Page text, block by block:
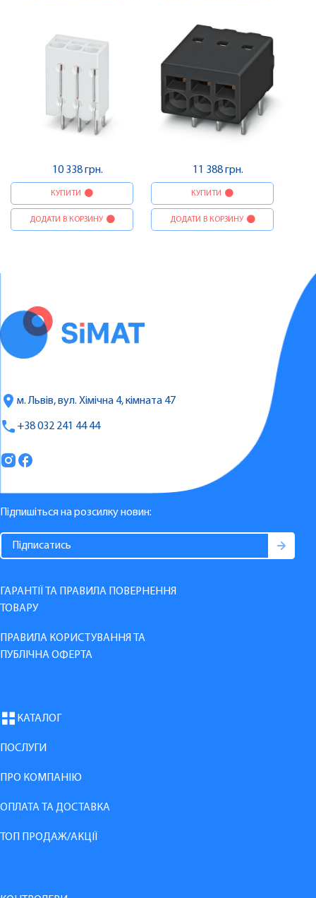
10 338 грн.
КУПИТИ
ДОДАТИ В КОРЗИНУ
Pheonix Contact
11 388 грн.
КУПИТИ
ДОДАТИ В КОРЗИНУ
м. Львів, вул. Хімічна 4, кімната 47
+38 032 241 44 44
Підпишіться на розсилку новин:
ГАРАНТІЇ ТА ПРАВИЛА ПОВЕРНЕННЯ
ТОВАРУ
ПРАВИЛА КОРИСТУВАННЯ ТА
ПУБЛІЧНА ОФЕРТА
КАТАЛОГ
ПОСЛУГИ
ПРО КОМПАНІЮ
ОПЛАТА ТА ДОСТАВКА
ТОП ПРОДАЖ/АКЦІЇ